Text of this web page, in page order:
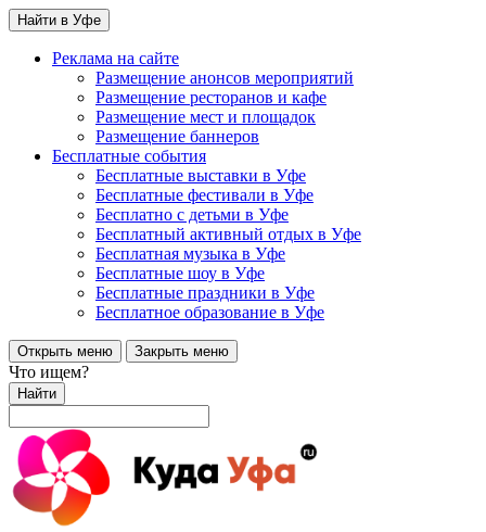
Найти в Уфе
Реклама на сайте
Размещение анонсов мероприятий
Размещение ресторанов и кафе
Размещение мест и площадок
Размещение баннеров
Бесплатные события
Бесплатные выставки в Уфе
Бесплатные фестивали в Уфе
Бесплатно с детьми в Уфе
Бесплатный активный отдых в Уфе
Бесплатная музыка в Уфе
Бесплатные шоу в Уфе
Бесплатные праздники в Уфе
Бесплатное образование в Уфе
Открыть меню Закрыть меню
Что ищем?
Найти